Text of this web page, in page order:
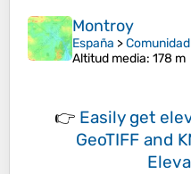
Montroy
España >
Altitud media: 178 m
👉 Easily get
GeoTIFF and